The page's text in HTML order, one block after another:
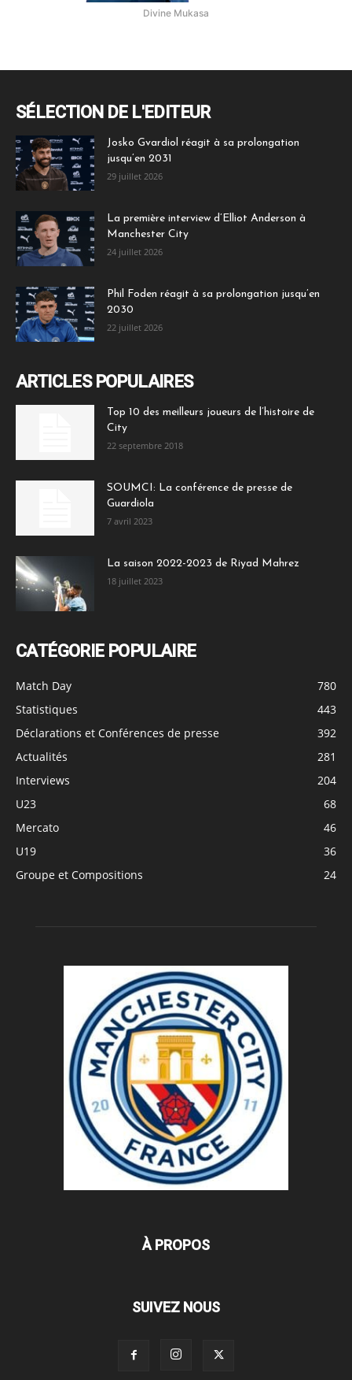
Divine Mukasa
SÉLECTION DE L'EDITEUR
Josko Gvardiol réagit à sa prolongation
jusqu’en 2031
29 juillet 2026
La première interview d’Elliot Anderson à
Manchester City
24 juillet 2026
Phil Foden réagit à sa prolongation jusqu’en
2030
22 juillet 2026
ARTICLES POPULAIRES
Top 10 des meilleurs joueurs de l’histoire de
City
22 septembre 2018
SOUMCI: La conférence de presse de
Guardiola
7 avril 2023
La saison 2022-2023 de Riyad Mahrez
18 juillet 2023
CATÉGORIE POPULAIRE
Match Day
780
Statistiques
443
Déclarations et Conférences de presse
392
Actualités
281
Interviews
204
U23
68
Mercato
46
U19
36
Groupe et Compositions
24
À PROPOS
SUIVEZ NOUS